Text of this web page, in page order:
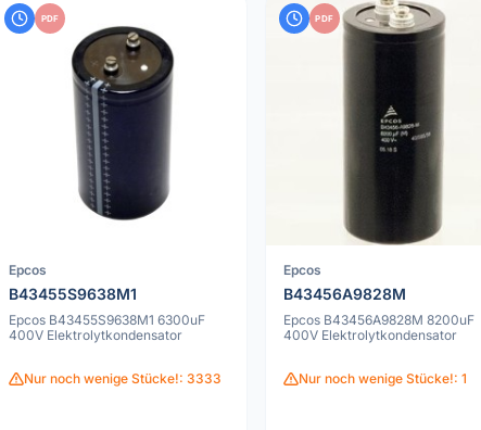
PDF
Epcos
B43455S9638M1
Epcos B43455S9638M1 6300uF
400V Elektrolytkondensator
Nur noch wenige Stücke!: 3333
PDF
Epcos
B43456A9828M
Epcos B43456A9828M 8200uF
400V Elektrolytkondensator
Nur noch wenige Stücke!: 1